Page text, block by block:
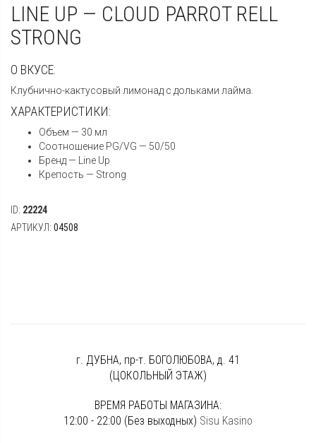
LINE UP — CLOUD PARROT RELL
STRONG
О ВКУСЕ:
Клубнично-кактусовый лимонад с дольками лайма.
ХАРАКТЕРИСТИКИ:
Объем — 30 мл
Соотношение PG/VG — 50/50
Бренд — Line Up
Крепость — Strong
ID: 22224
АРТИКУЛ: 04508
г. ДУБНА, пр-т. БОГОЛЮБОВА, д. 41
(ЦОКОЛЬНЫЙ ЭТАЖ)
ВРЕМЯ РАБОТЫ МАГАЗИНА:
12:00 - 22:00 (Без выходных) Sisu Kasino